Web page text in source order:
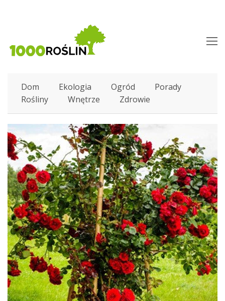
Dom Ekologia Ogród
Porady
Rośliny
Wnętrze Zdrowie